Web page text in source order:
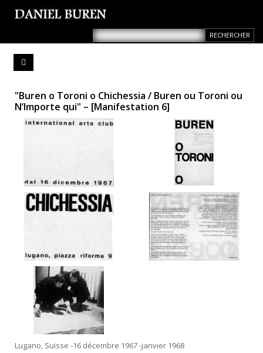
"Buren o Toroni o Chichessia / Buren ou Toroni ou
N’Importe qui" – [Manifestation 6]
Lugano, Suisse -16 décembre 1967 -janvier 1968